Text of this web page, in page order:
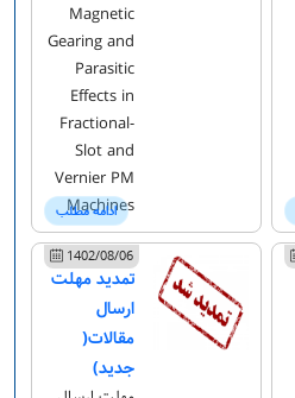
ادامه مطلب
Magnetic
Gearing and
Parasitic
Effects in
Fractional-
Slot and
Vernier PM
Machines
1402/08/06
تمدید مهلت
ارسال
مقالات(
جدید)